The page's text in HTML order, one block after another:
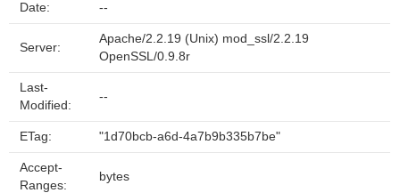
Date: --
Server:
Apache/2.2.19 (Unix) mod_ssl/2.2.19
OpenSSL/0.9.8r
Last-
Modified:
--
ETag: "1d70bcb-a6d-4a7b9b335b7be"
Accept-
Ranges:
bytes